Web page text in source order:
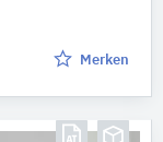
Merken